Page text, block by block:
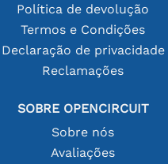
Política de devolução
Termos e Condições
Declaração de privacidade
Reclamações
SOBRE OPENCIRCUIT
Sobre nós
Avaliações